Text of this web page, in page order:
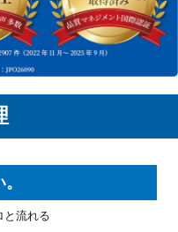
と流れる